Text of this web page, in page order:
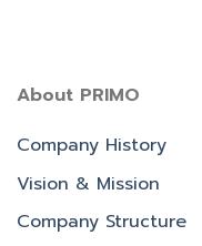
About PRIMO
Company History
Vision & Mission
Company Structure